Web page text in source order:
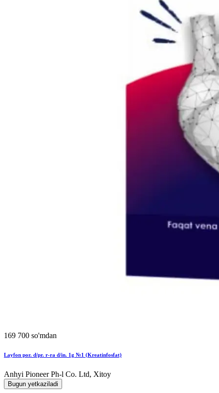
169 700 so'mdan
Layfon por. d/pr. r-ra d/in. 1g №1 (Kreatinfosfat)
Anhyi Pioneer Ph-l Co. Ltd, Xitoy
Bugun yetkaziladi